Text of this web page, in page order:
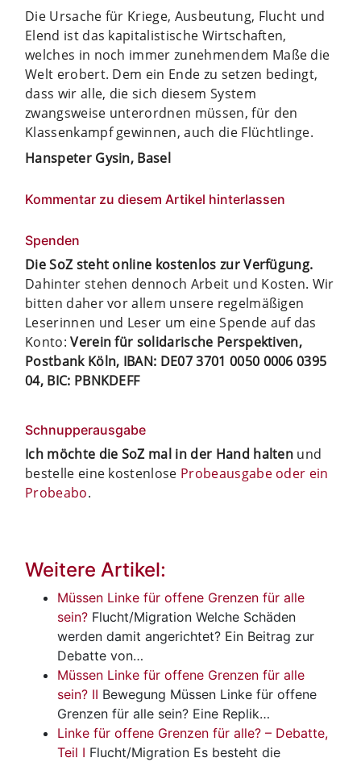
Die Ursache für Kriege, Ausbeutung, Flucht und
Elend ist das kapitalistische Wirtschaften,
welches in noch immer zunehmendem Maße die
Welt erobert. Dem ein Ende zu setzen bedingt,
dass wir alle, die sich diesem System
zwangsweise unterordnen müssen, für den
Klassenkampf gewinnen, auch die Flüchtlinge.
Hanspeter Gysin, Basel
Kommentar zu diesem Artikel hinterlassen
Spenden
Die SoZ steht online kostenlos zur Verfügung.
Dahinter stehen dennoch Arbeit und Kosten. Wir
bitten daher vor allem unsere regelmäßigen
Leserinnen und Leser um eine Spende auf das
Konto:Verein für solidarische Perspektiven,
Postbank Köln, IBAN: DE07 3701 0050 0006 0395
04, BIC: PBNKDEFF
Schnupperausgabe
Ich möchte die SoZ mal in der Hand halten und
bestelle eine kostenlose Probeausgabe oder ein
Probeabo.
Weitere Artikel:
Müssen Linke für offene Grenzen für alle
sein? Flucht/Migration Welche Schäden
werden damit angerichtet? Ein Beitrag zur
Debatte von…
Müssen Linke für offene Grenzen für alle
sein? II Bewegung Müssen Linke für offene
Grenzen für alle sein? Eine Replik…
Linke für offene Grenzen für alle? – Debatte,
Teil I Flucht/Migration Es besteht die